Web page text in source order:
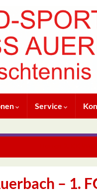
Service
– 1.